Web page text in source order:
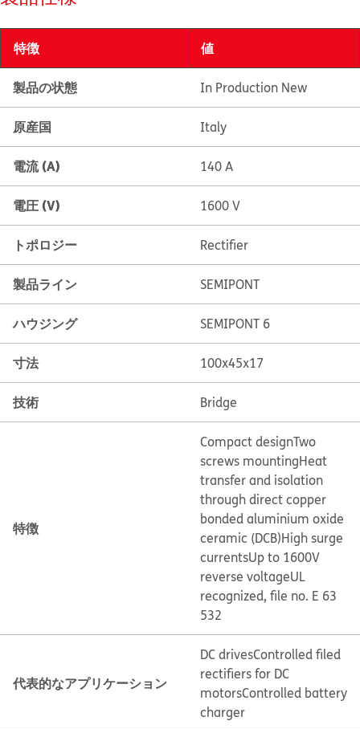
特徴 値
製品の状態 In Production New
原産国 Italy
電流 (A) 140 A
電圧 (V) 1600 V
トポロジー Rectifier
製品ライン SEMIPONT
ハウジング SEMIPONT 6
寸法 100x45x17
技術 Bridge
特徴
Compact designTwo
screws mountingHeat
transfer and isolation
through direct copper
bonded aluminium oxide
ceramic (DCB)High surge
currentsUp to 1600V
reverse voltageUL
recognized, file no. E 63
532
代表的なアプリケーション
DC drivesControlled filed
rectifiers for DC
motorsControlled battery
charger